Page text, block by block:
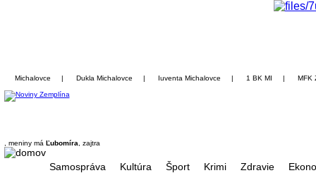
Michalovce | Dukla Michalovce | Iuventa Michalovce | 1 BK MI | MFK
, meniny má Ľubomíra , zajtra
Samospráva Kultúra Šport Krimi Zdravie